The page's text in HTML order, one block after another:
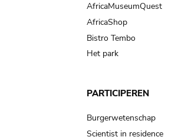
AfricaMuseumQuest
AfricaShop
Bistro Tembo
Het park
PARTICIPEREN
Burgerwetenschap
Scientist in residence